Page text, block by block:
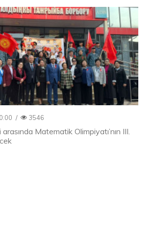
/ 3546
arasında Matematik Olimpiyatı’nın III.